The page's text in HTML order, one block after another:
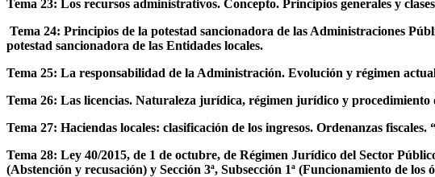
Tema 23: Los recursos administrativos. Concepto. Principios generales y
Tema 24: Principios de la potestad sancionadora de las Administraciones
potestad sancionadora de las Entidades locales.
Tema 25: La responsabilidad de la Administración. Evolución y régimen
Tema 26: Las licencias. Naturaleza jurídica, régimen jurídico y procedimiento
Tema 27: Haciendas locales: clasificación de los ingresos. Ordenanzas
Tema 28: Ley 40/2015, de 1 de octubre, de Régimen Jurídico del Sector
(Abstención y recusación) y Sección 3ª, Subsección 1ª (Funcionamiento de